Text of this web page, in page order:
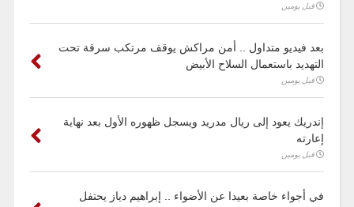
قبل يومين
بعد فيديو متداول .. أمن مراكش يوقف مرتكب سرقة تحت
التهديد باستعمال السلاح الأبيض
قبل يومين
إندريك يعود إلى ريال مدريد ويسجل ظهوره الأول بعد نهاية
إعارته
قبل يومين
في أجواء خاصة بعيدا عن الأضواء .. إبراهيم دياز يحتفل